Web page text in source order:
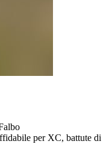
per XC, battute di